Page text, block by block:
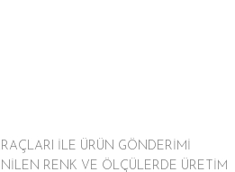
İLE ÜRÜN GÖNDERİMİ
RENK VE ÖLÇÜLERDE ÜRETİM